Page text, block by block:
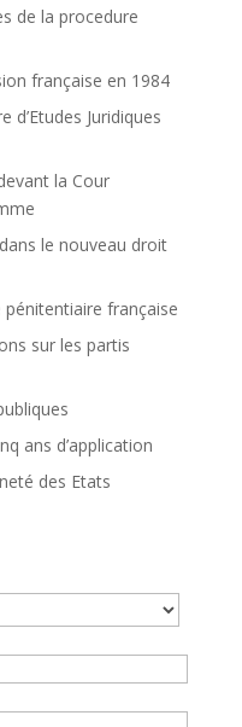
de la procedure
française en 1984
d’Etudes Juridiques
la Cour
le nouveau droit
pénitentiaire française
sur les partis
ans d’application
des Etats